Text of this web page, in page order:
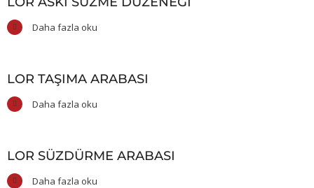
Daha fazla oku
LOR TAŞIMA ARABASI
Daha fazla oku
LOR SÜZDÜRME ARABASI
Daha fazla oku